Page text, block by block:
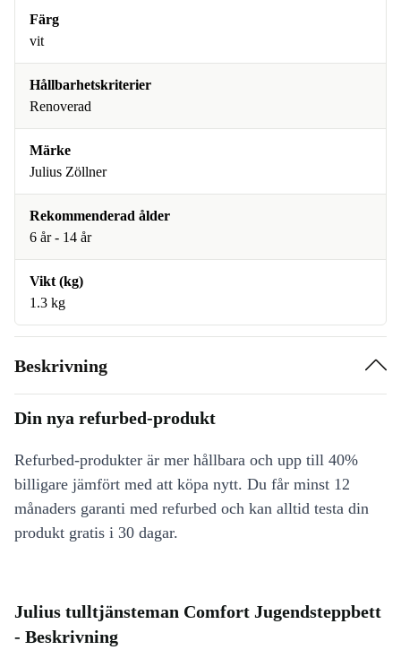
Färg
vit
Hållbarhetskriterier
Renoverad
Märke
Julius Zöllner
Rekommenderad ålder
6 år - 14 år
Vikt (kg)
1.3 kg
Beskrivning
Din nya refurbed-produkt
Refurbed-produkter är mer hållbara och upp till 40%
billigare jämfört med att köpa nytt. Du får minst 12
månaders garanti med refurbed och kan alltid testa din
produkt gratis i 30 dagar.
Julius tulltjänsteman Comfort Jugendsteppbett
- Beskrivning